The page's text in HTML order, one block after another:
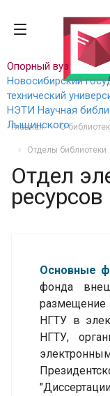
Опорный вуз
Новосибирский
технический уни
НЭТИ Научная
Лыщинского
Главная О
Отделы библиотеки
Отдел
ресурсов
Основные
фонда
размещение
НГТУ в
НГТУ,